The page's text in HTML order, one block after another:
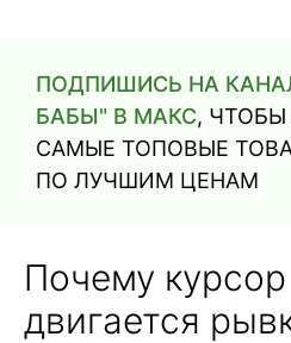
ПОДПИШИСЬ НА
БАБЫ" В МАКС, ЧТОБЫ
САМЫЕ ТОПОВЫЕ
ПО ЛУЧШИМ ЦЕНАМ
Почему
двигается